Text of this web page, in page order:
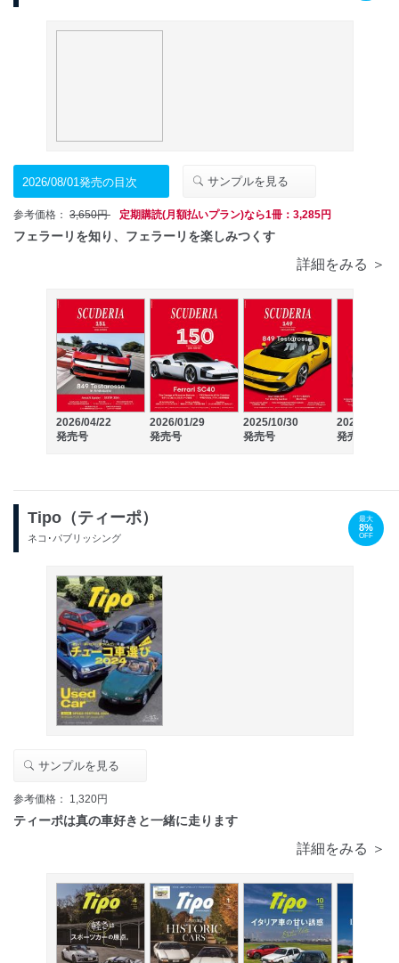
2026/08/01発売の目次 サンプルを見る
参考価格： 3,650円 定期購読(月額払いプラン)なら1冊：3,285円
フェラーリを知り、フェラーリを楽しみつくす
詳細をみる ＞
2026/04/22
発売号
2026/01/29
発売号
2025/10/30
発売号
2025/07/31
発売号
Tipo（ティーポ）
ネコ･パブリッシング
最大
8%
OFF
サンプルを見る
参考価格： 1,320円
ティーポは真の車好きと一緒に走ります
詳細をみる ＞